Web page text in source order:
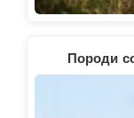
Породи